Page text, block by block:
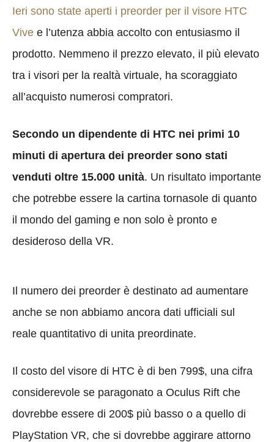
Ieri sono state aperti i preorder per il visore HTC
Vive e l’utenza abbia accolto con entusiasmo il
prodotto. Nemmeno il prezzo elevato, il più elevato
tra i visori per la realtà virtuale, ha scoraggiato
all’acquisto numerosi compratori.
Secondo un dipendente di HTC nei primi 10
minuti di apertura dei preorder sono stati
venduti oltre 15.000 unità. Un risultato importante
che potrebbe essere la cartina tornasole di quanto
il mondo del gaming e non solo è pronto e
desideroso della VR.
Il numero dei preorder è destinato ad aumentare
anche se non abbiamo ancora dati ufficiali sul
reale quantitativo di unita preordinate.
Il costo del visore di HTC è di ben 799$, una cifra
considerevole se paragonato a Oculus Rift che
dovrebbe essere di 200$ più basso o a quello di
PlayStation VR, che si dovrebbe aggirare attorno